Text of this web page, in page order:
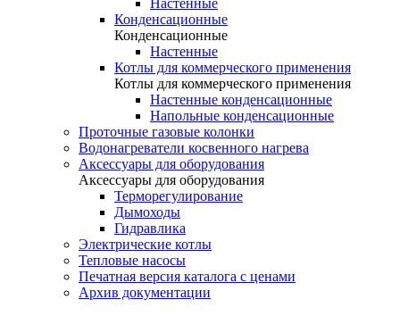
Настенные
Конденсационные
Конденсационные
Настенные
Котлы для коммерческого применения
Котлы для коммерческого применения
Настенные конденсационные
Напольные конденсационные
Проточные газовые колонки
Водонагреватели косвенного нагрева
Аксессуары для оборудования
Аксессуары для оборудования
Терморегулирование
Дымоходы
Гидравлика
Электрические котлы
Тепловые насосы
Печатная версия каталога с ценами
Архив документации